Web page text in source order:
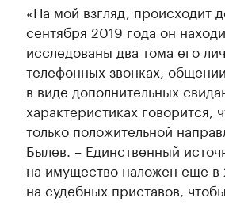
«На мой взгляд, происходит
сентября 2019 года он
исследованы два тома его
телефонных звонках,
в виде дополнительных
характеристиках
только положительной
Былев. – Единственный
на имущество наложен еще в
на судебных приставов,